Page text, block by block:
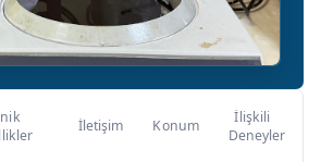
İletişim Konum
İlişkili
Deneyler